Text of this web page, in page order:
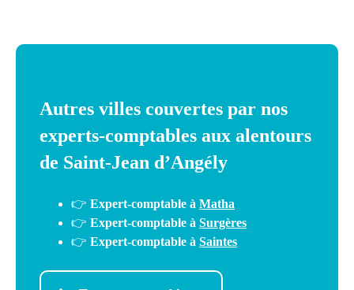
Autres villes couvertes par nos
experts-comptables aux alentours
de Saint-Jean d’Angély
👉 Expert-comptable à Matha
👉 Expert-comptable à Surgères
👉 Expert-comptable à Saintes